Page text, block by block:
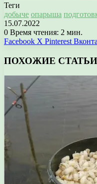
Теги
добыче опарыша
15.07.2022
0 Время чтения: 2 мин.
Facebook X Pinterest
ПОХОЖИЕ СТАТЬИ